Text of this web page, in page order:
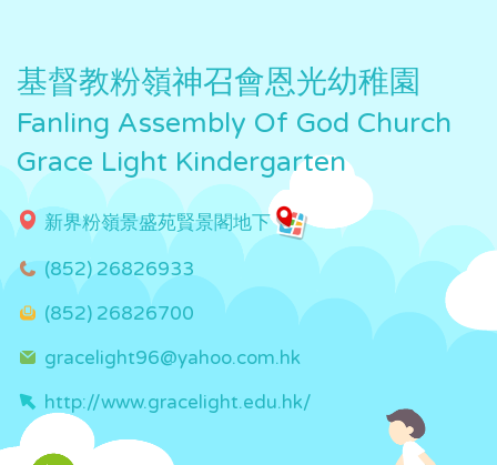
基督教粉嶺神召會恩光幼稚園
Fanling Assembly Of God Church
Grace Light Kindergarten
新界粉嶺景盛苑賢景閣地下
(852) 26826933
(852) 26826700
gracelight96@yahoo.com.hk
http://www.gracelight.edu.hk/